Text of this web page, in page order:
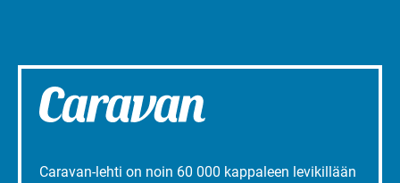
Caravan-lehti on noin 60 000 kappaleen levikillään